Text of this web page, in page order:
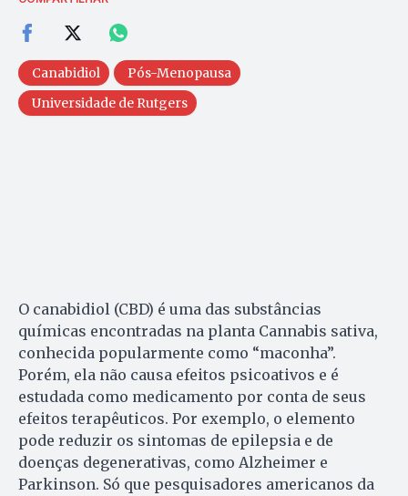
Canabidiol
Pós-Menopausa
Universidade de Rutgers
O canabidiol (CBD) é uma das substâncias
químicas encontradas na planta Cannabis sativa,
conhecida popularmente como “maconha”.
Porém, ela não causa efeitos psicoativos e é
estudada como medicamento por conta de seus
efeitos terapêuticos. Por exemplo, o elemento
pode reduzir os sintomas de epilepsia e de
doenças degenerativas, como Alzheimer e
Parkinson. Só que pesquisadores americanos da